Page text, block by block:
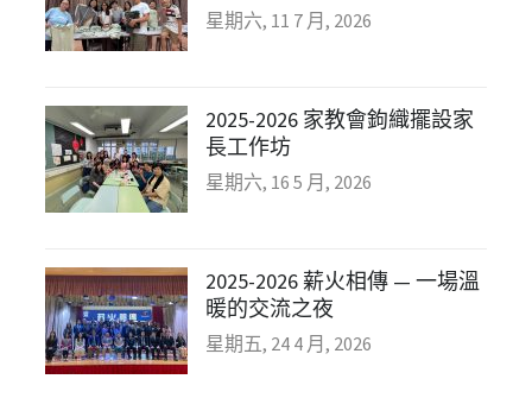
星期六, 11 7 月, 2026
2025-2026 家教會鉤織擺設家
長工作坊
星期六, 16 5 月, 2026
2025-2026 薪火相傳 — 一場溫
暖的交流之夜
星期五, 24 4 月, 2026